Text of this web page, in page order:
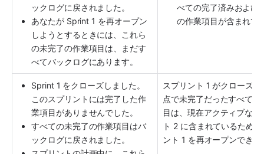
ックログに戻されました。
あなたが Sprint 1 を再オープン
しようとするときには、これら
の未完了の作業項目は、まだす
べてバックログにあります。
べての完了済みおよび
の作業項目が含まれて
Sprint 1 をクローズしました。
このスプリントには完了した作
業項目がありませんでした。
すべての未完了の作業項目はバ
ックログに戻されました。
スプリント 1 がクローズさ
点で未完了だったすべての
目は、現在アクティブなス
ト 2 に含まれているため
ント 1 を再オープンできま